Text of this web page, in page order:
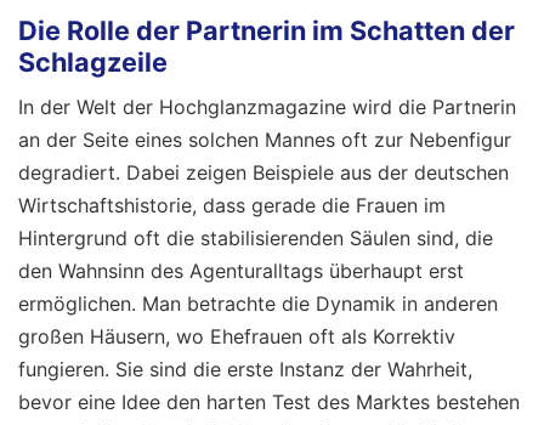
Die Rolle der Partnerin im Schatten der
Schlagzeile
In der Welt der Hochglanzmagazine wird die Partnerin
an der Seite eines solchen Mannes oft zur Nebenfigur
degradiert. Dabei zeigen Beispiele aus der deutschen
Wirtschaftshistorie, dass gerade die Frauen im
Hintergrund oft die stabilisierenden Säulen sind, die
den Wahnsinn des Agenturalltags überhaupt erst
ermöglichen. Man betrachte die Dynamik in anderen
großen Häusern, wo Ehefrauen oft als Korrektiv
fungieren. Sie sind die erste Instanz der Wahrheit,
bevor eine Idee den harten Test des Marktes bestehen